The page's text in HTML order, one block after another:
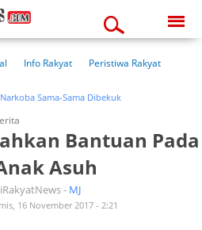
01:23:16 pm
Info Rakyat
Peristiwa Rakyat
Sama-Sama Dibekuk
Bantuan Pada
Asuh
- MJ
16 November 2017 - 2:21